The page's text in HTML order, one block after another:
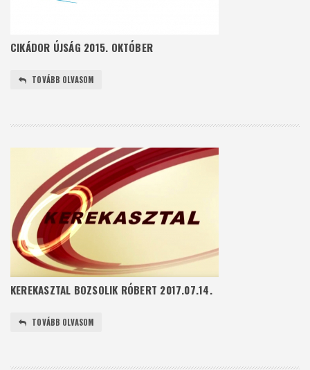
CIKÁDOR ÚJSÁG 2015. OKTÓBER
TOVÁBB OLVASOM
KEREKASZTAL BOZSOLIK RÓBERT 2017.07.14.
TOVÁBB OLVASOM